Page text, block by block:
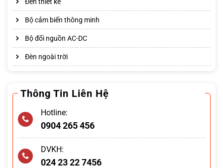
Bộ cảm biến thông minh
Bộ đổi nguồn AC-DC
Đèn ngoài trời
Thông Tin Liên Hệ
Hotline:
0904 265 456
DVKH:
024 23 22 7456